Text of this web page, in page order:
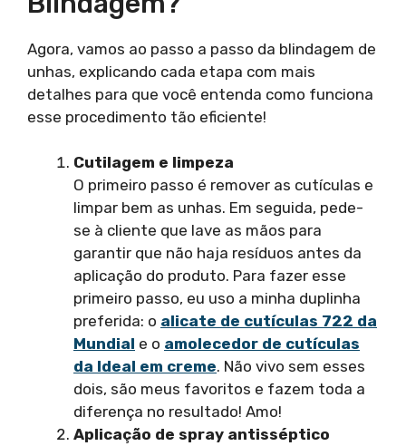
Agora, vamos ao passo a passo da blindagem de
unhas, explicando cada etapa com mais
detalhes para que você entenda como funciona
esse procedimento tão eficiente!
Cutilagem e limpeza
O primeiro passo é remover as cutículas e
limpar bem as unhas. Em seguida, pede-
se à cliente que lave as mãos para
garantir que não haja resíduos antes da
aplicação do produto. Para fazer esse
primeiro passo, eu uso a minha duplinha
preferida: o alicate de cutículas 722 da
Mundial e o amolecedor de cutículas
da Ideal em creme. Não vivo sem esses
dois, são meus favoritos e fazem toda a
diferença no resultado! Amo!
Aplicação de spray antisséptico